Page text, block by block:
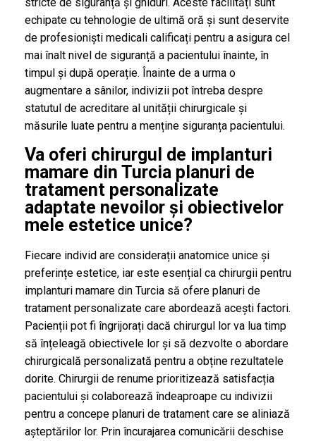
echipate cu tehnologie de ultimă oră și sunt deservite
de profesioniști medicali calificați pentru a asigura cel
mai înalt nivel de siguranță a pacientului înainte, în
timpul și după operație. Înainte de a urma o
augmentare a sânilor, indivizii pot întreba despre
statutul de acreditare al unității chirurgicale și
măsurile luate pentru a menține siguranța pacientului.
Va oferi chirurgul de implanturi
mamare din Turcia planuri de
tratament personalizate
adaptate nevoilor și obiectivelor
mele estetice unice?
Fiecare individ are considerații anatomice unice și
preferințe estetice, iar este esențial ca chirurgii pentru
implanturi mamare din Turcia să ofere planuri de
tratament personalizate care abordează acești factori.
Pacienții pot fi îngrijorați dacă chirurgul lor va lua timp
să înțeleagă obiectivele lor și să dezvolte o abordare
chirurgicală personalizată pentru a obține rezultatele
dorite. Chirurgii de renume prioritizează satisfacția
pacientului și colaborează îndeaproape cu indivizii
pentru a concepe planuri de tratament care se aliniază
așteptărilor lor. Prin încurajarea comunicării deschise